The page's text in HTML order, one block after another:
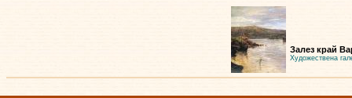
Залез край
Художествена